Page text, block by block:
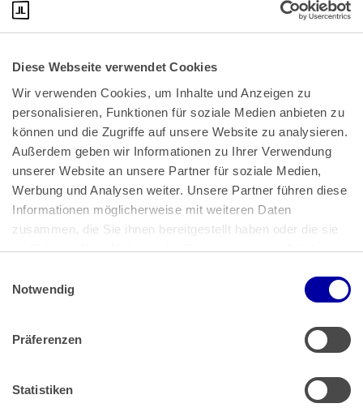
Diese Webseite verwendet Cookies
Wir verwenden Cookies, um Inhalte und Anzeigen zu
personalisieren, Funktionen für soziale Medien anbieten zu
können und die Zugriffe auf unsere Website zu analysieren.
Außerdem geben wir Informationen zu Ihrer Verwendung
unserer Website an unsere Partner für soziale Medien,
Werbung und Analysen weiter. Unsere Partner führen diese
Informationen möglicherweise mit weiteren Daten
zusammen, die Sie ihnen bereitgestellt haben oder die sie
im Rahmen Ihrer Nutzung der Dienste gesammelt haben.
Impressum
Notwendig
Präferenzen
Statistiken
Bundeskanzlerplatz 2
53113 Bonn
Pressemitteilungen|AGB
Impressum|Datenschutz
Muster Widerrufsformular (PDF)